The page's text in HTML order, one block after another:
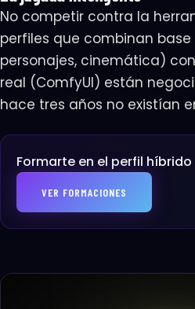
No competir contra la
perfiles que combinan base
personajes, cinemática)
real (ComfyUI) están
hace tres años no existían
Formarte en el perfil híbrido
VER FORMACIONES